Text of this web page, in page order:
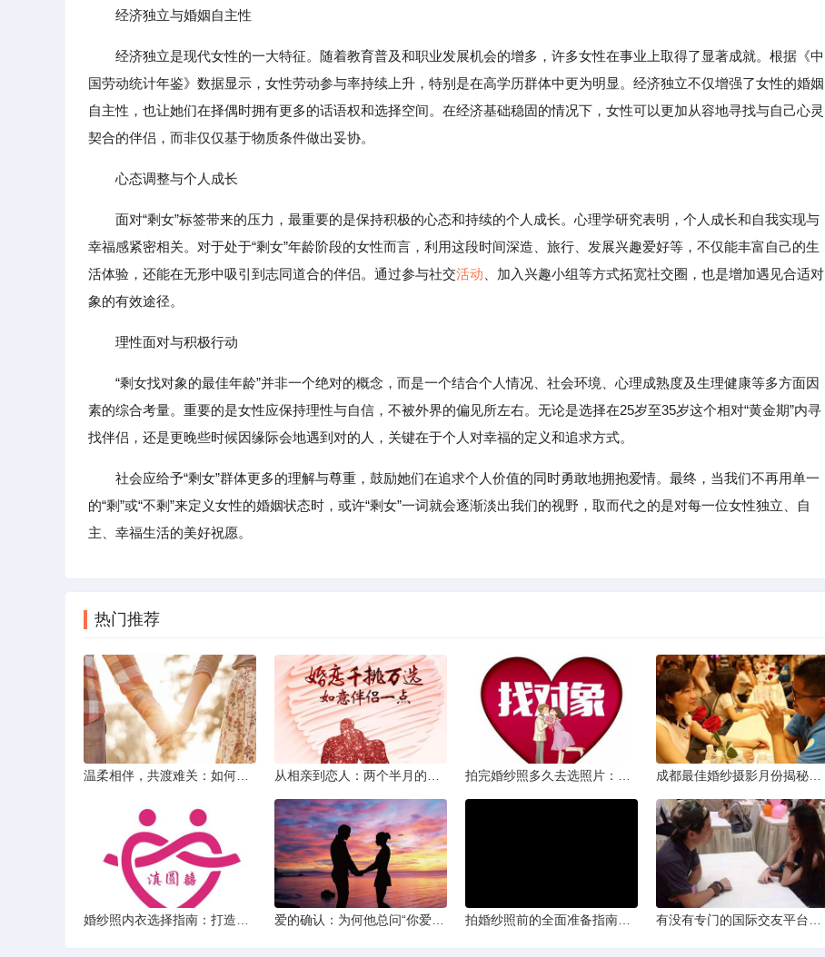
经济独立与婚姻自主性
经济独立是现代女性的一大特征。随着教育普及和职业发展机会的增多，许多女性在事业上取得了显著成就。根据《中
国劳动统计年鉴》数据显示，女性劳动参与率持续上升，特别是在高学历群体中更为明显。经济独立不仅增强了女性的婚姻
自主性，也让她们在择偶时拥有更多的话语权和选择空间。在经济基础稳固的情况下，女性可以更加从容地寻找与自己心灵
契合的伴侣，而非仅仅基于物质条件做出妥协。
心态调整与个人成长
面对“剩女”标签带来的压力，最重要的是保持积极的心态和持续的个人成长。心理学研究表明，个人成长和自我实现与
幸福感紧密相关。对于处于“剩女”年龄阶段的女性而言，利用这段时间深造、旅行、发展兴趣爱好等，不仅能丰富自己的生
活体验，还能在无形中吸引到志同道合的伴侣。通过参与社交活动 、加入兴趣小组等方式拓宽社交圈，也是增加遇见合适对
象的有效途径。
理性面对与积极行动
“剩女找对象的最佳年龄”并非一个绝对的概念，而是一个结合个人情况、社会环境、心理成熟度及生理健康等多方面因
素的综合考量。重要的是女性应保持理性与自信，不被外界的偏见所左右。无论是选择在25岁至35岁这个相对“黄金期”内寻
找伴侣，还是更晚些时候因缘际会地遇到对的人，关键在于个人对幸福的定义和追求方式。
社会应给予“剩女”群体更多的理解与尊重，鼓励她们在追求个人价值的同时勇敢地拥抱爱情。最终，当我们不再用单一
的“剩”或“不剩”来定义女性的婚姻状态时，或许“剩女”一词就会逐渐淡出我们的视野，取而代之的是对每一位女性独立、自
主、幸福生活的美好祝愿。
热门推荐